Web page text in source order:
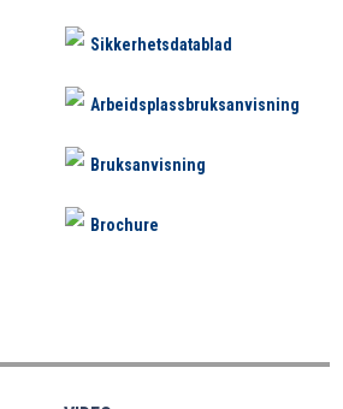
Sikkerhetsdatablad
Arbeidsplassbruksanvisning
Bruksanvisning
Brochure